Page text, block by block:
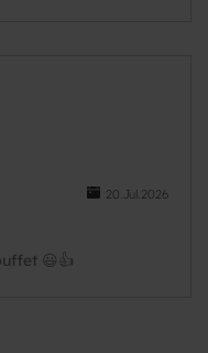
20.Jul.2026
😃👍